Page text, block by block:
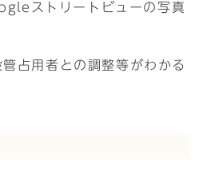
ストリートビューの写真
占用者との調整等がわかる